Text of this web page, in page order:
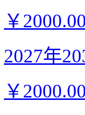
￥2000.00
2027年
￥2000.00